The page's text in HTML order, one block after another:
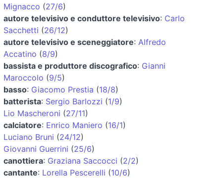
Mignacco (27/6)
autore televisivo e conduttore televisivo: Carlo
Sacchetti (26/12)
autore televisivo e sceneggiatore: Alfredo
Accatino (8/9)
bassista e produttore discografico: Gianni
Maroccolo (9/5)
basso: Giacomo Prestia (18/8)
batterista: Sergio Barlozzi (1/9)
Lio Mascheroni (27/11)
calciatore: Enrico Maniero (16/1)
Luciano Bruni (24/12)
Giovanni Guerrini (25/6)
canottiera: Graziana Saccocci (2/2)
cantante: Lorella Pescerelli (10/6)